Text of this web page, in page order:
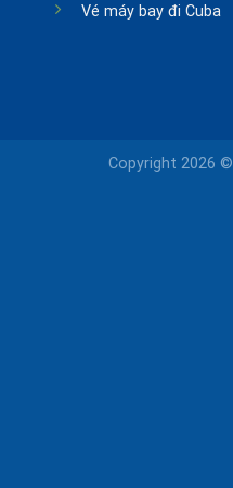
Vé máy bay đi Cuba
Copyright 2026 ©